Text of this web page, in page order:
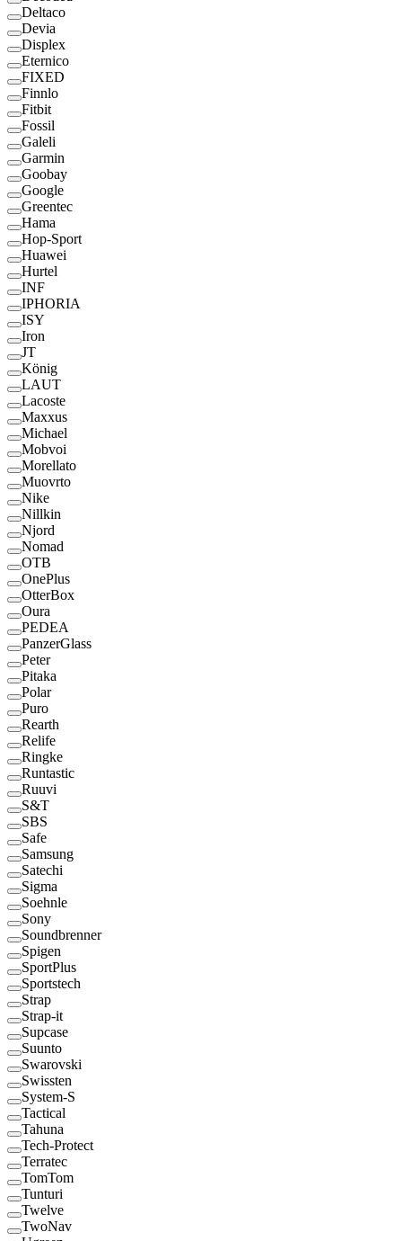
Deltaco
Devia
Displex
Eternico
FIXED
Finnlo
Fitbit
Fossil
Galeli
Garmin
Goobay
Google
Greentec
Hama
Hop-Sport
Huawei
Hurtel
INF
IPHORIA
ISY
Iron
JT
König
LAUT
Lacoste
Maxxus
Michael
Mobvoi
Morellato
Muovrto
Nike
Nillkin
Njord
Nomad
OTB
OnePlus
OtterBox
Oura
PEDEA
PanzerGlass
Peter
Pitaka
Polar
Puro
Rearth
Relife
Ringke
Runtastic
Ruuvi
S&T
SBS
Safe
Samsung
Satechi
Sigma
Soehnle
Sony
Soundbrenner
Spigen
SportPlus
Sportstech
Strap
Strap-it
Supcase
Suunto
Swarovski
Swissten
System-S
Tactical
Tahuna
Tech-Protect
Terratec
TomTom
Tunturi
Twelve
TwoNav